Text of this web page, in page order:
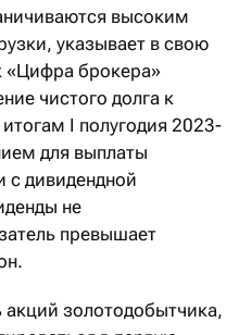
высоким
указывает в свою
«Цифра брокера»
чистого долга к
I полугодия 2023-
для выплаты
с дивидендной
не
превышает
золотодобытчика,